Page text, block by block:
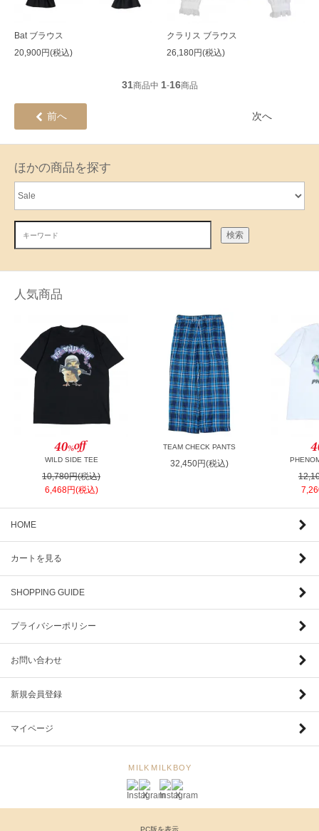
Bat ブラウス
20,900円(税込)
クラリス ブラウス
26,180円(税込)
31商品中 1-16商品
前へ 次へ
ほかの商品を探す
検索
人気商品
WILD SIDE TEE
10,780円(税込)
6,468円(税込)
TEAM CHECK PANTS
32,450円(税込)
HOME
カートを見る
SHOPPING GUIDE
プライバシーポリシー
お問い合わせ
新規会員登録
マイページ
MILK MILKBOY
PC版を表示